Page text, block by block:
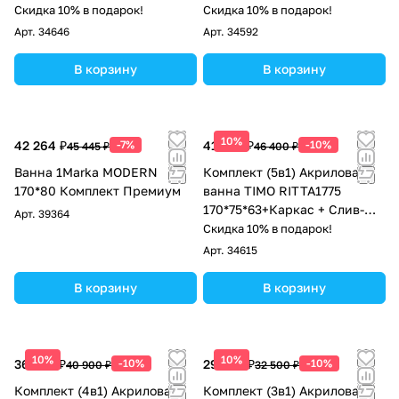
перелив+фронтальная
панель
Скидка 10% в подарок!
Арт. 34646
В корзину
перелив
Скидка 10% в подарок!
Арт. 34592
В корзину
42 264 ₽45 445 ₽ -7%
Ванна 1Marka MODERN
170*80 Комплект Премиум
Арт. 39364
В корзину
10%
41 760 ₽46 400 ₽ -10%
Комплект (5в1) Акриловая
ванна TIMO RITTA1775
170*75*63+Каркас + Слив-
перелив+Фронтальная
панель+Торцевая панель
Скидка 10% в подарок!
Арт. 34615
В корзину
10%
36 810 ₽40 900 ₽ -10%
Комплект (4в1) Акриловая
10%
29 250 ₽32 500 ₽ -10%
Комплект (3в1) Акриловая